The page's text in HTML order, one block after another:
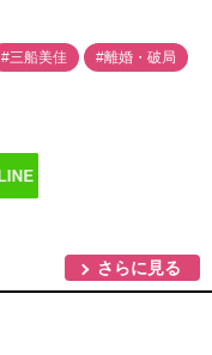
#三船美佳 #離婚・破局
さらに見る